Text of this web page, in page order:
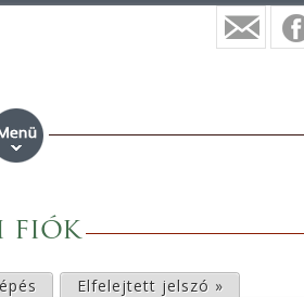
fiók
Elfelejtett jelszó »